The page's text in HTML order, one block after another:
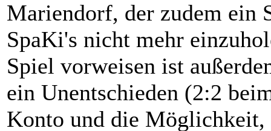
Mariendorf, der zudem ein
SpaKi's nicht mehr
Spiel vorweisen ist
ein Unentschieden (2:2
Konto und die Möglichkeit,